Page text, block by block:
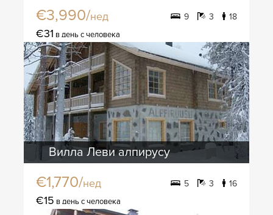
€3,990/нед 9 3 18
€31 в день с человека
Вилла Леви алпирусу
€1,770/нед 5 3 16
€15 в день с человека